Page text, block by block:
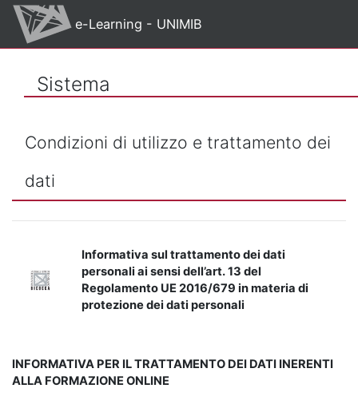
Vai al contenuto principale
e-Learning - UNIMIB
Sistema
Condizioni di utilizzo e trattamento dei
dati
Informativa sul trattamento dei dati
personali ai sensi dell’art. 13 del
Regolamento UE 2016/679 in materia di
protezione dei dati personali
INFORMATIVA PER IL TRATTAMENTO DEI DATI INERENTI
ALLA FORMAZIONE ONLINE